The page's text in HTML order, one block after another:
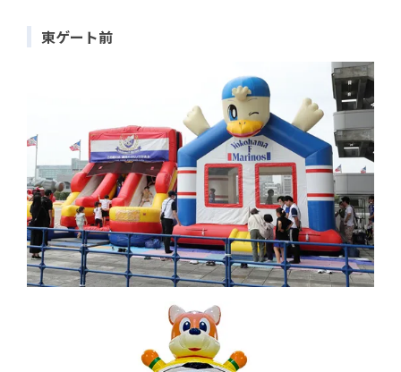
東ゲート前